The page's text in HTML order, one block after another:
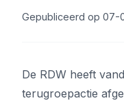
Gepubliceerd op 07-
De RDW heeft
terugroepactie